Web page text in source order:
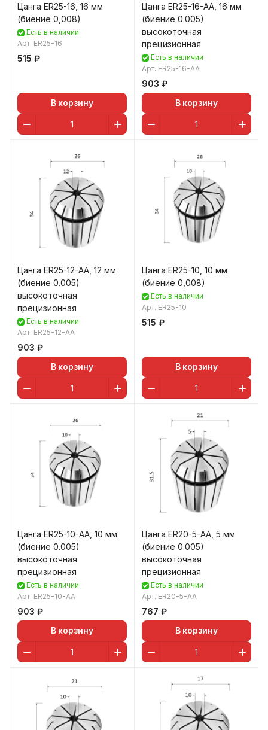
Цанга ER25-16, 16 мм
(биение 0,008)
Есть в наличии
Арт. ER25-16
515 ₽
В корзину
Цанга ER25-16-AA, 16 мм
(биение 0.005)
высокоточная
прецизионная
Есть в наличии
Арт. ER25-16-AA
903 ₽
В корзину
Цанга ER25-12-AA, 12 мм
(биение 0.005)
высокоточная
прецизионная
Есть в наличии
Арт. ER25-12-AA
903 ₽
В корзину
Цанга ER25-10, 10 мм
(биение 0,008)
Есть в наличии
Арт. ER25-10
515 ₽
В корзину
Цанга ER25-10-AA, 10 мм
(биение 0.005)
высокоточная
прецизионная
Есть в наличии
Арт. ER25-10-AA
903 ₽
В корзину
Цанга ER20-5-AA, 5 мм
(биение 0.005)
высокоточная
прецизионная
Есть в наличии
Арт. ER20-5-AA
767 ₽
В корзину